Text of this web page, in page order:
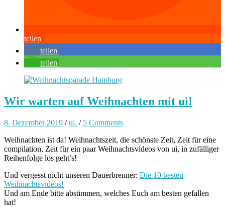
teilen
teilen
teilen
Wir warten auf Weihnachten mit ui!
8. Dezember 2019 /ui. / 5 Comments
Weihnachten ist da! Weihnachtszeit, die schönste Zeit, Zeit für eine
compilation, Zeit für ein paar Weihnachtsvideos von ui, in zufälliger
Reihenfolge los geht’s!
Und vergesst nicht unseren Dauerbrenner: Die 10 besten
Weihnachtsvideos!
Und am Ende bitte abstimmen, welches Euch am besten gefallen
hat!